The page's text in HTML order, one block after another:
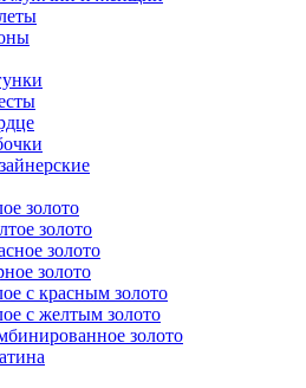
золото
золото
золото
золото
с красным золото
с желтым золото
золото